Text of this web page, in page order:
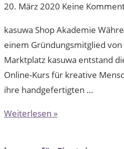
20. März 2020 Keine
kasuwa Shop Akademie
einem Gründungsmitglied
Marktplatz kasuwa entstand
Online-Kurs für kreative
ihre handgefertigten …
Weiterlesen »